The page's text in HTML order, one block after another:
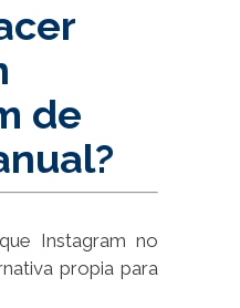
de
Instagram no
propia para